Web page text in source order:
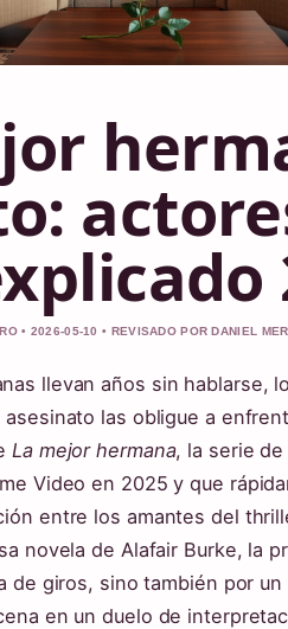
• 2026-05-10 • REVISADO POR DANIEL
llevan años sin hablarse,
las obligue a
La mejor hermana, la serie
Video en 2025 y que
entre los amantes del
novela de Alafair Burke, la
de giros, sino también por
en un duelo de